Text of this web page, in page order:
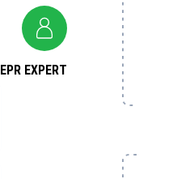
EPR EXPERT